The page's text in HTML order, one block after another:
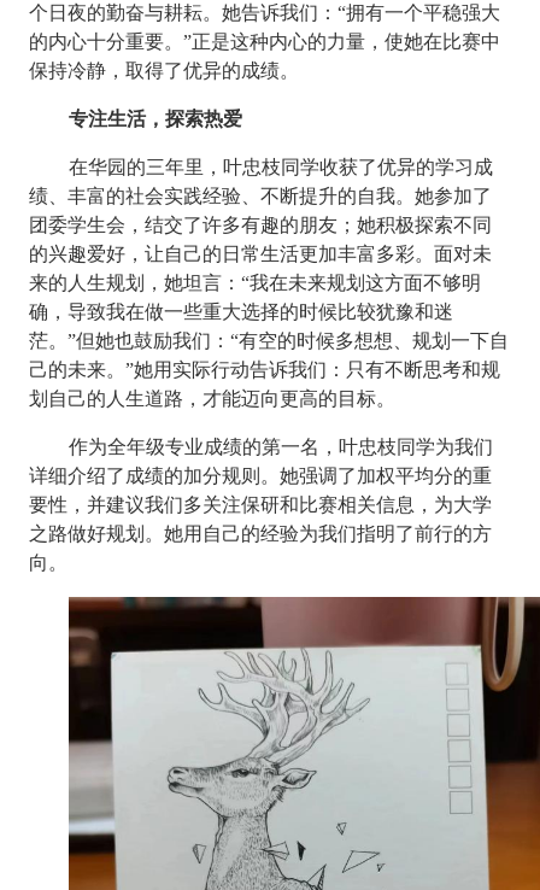
个日夜的勤奋与耕耘。她告诉我们：“拥有一个平稳强大
的内心十分重要。”正是这种内心的力量，使她在比赛中
保持冷静，取得了优异的成绩。
专注生活，探索热爱
在华园的三年里，叶忠枝同学收获了优异的学习成
绩、丰富的社会实践经验、不断提升的自我。她参加了
团委学生会，结交了许多有趣的朋友；她积极探索不同
的兴趣爱好，让自己的日常生活更加丰富多彩。面对未
来的人生规划，她坦言：“我在未来规划这方面不够明
确，导致我在做一些重大选择的时候比较犹豫和迷
茫。”但她也鼓励我们：“有空的时候多想想、规划一下自
己的未来。”她用实际行动告诉我们：只有不断思考和规
划自己的人生道路，才能迈向更高的目标。
作为全年级专业成绩的第一名，叶忠枝同学为我们
详细介绍了成绩的加分规则。她强调了加权平均分的重
要性，并建议我们多关注保研和比赛相关信息，为大学
之路做好规划。她用自己的经验为我们指明了前行的方
向。